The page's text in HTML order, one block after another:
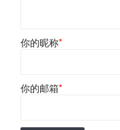
你的昵称*
你的邮箱*